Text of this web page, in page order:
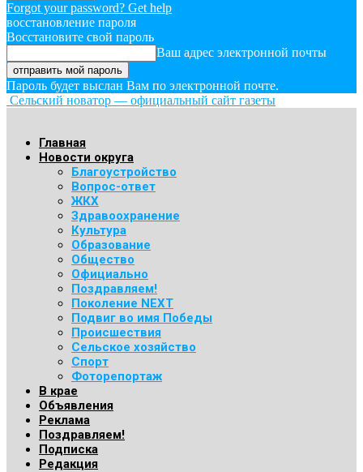
Forgot your password? Get help
восстановление пароля
Восстановите свой пароль
Ваш адрес электронной почты
Пароль будет выслан Вам по электронной почте.
Сельский новатор — официальный сайт газеты
Главная
Новости округа
Благоустройство
Вопрос-ответ
ЖКХ
Здравоохранение
Культура
Образование
Общество
Официально
Поздравляем!
Поколение NEXT
Подвиг во имя Победы
Происшествия
Сельское хозяйство
Спорт
Фоторепортаж
В крае
Объявления
Реклама
Поздравляем!
Подписка
Редакция